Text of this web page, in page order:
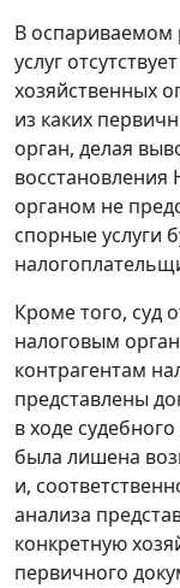
В
услуг
хозяйственных
из каких
орган, делая
органом не
спорные услуги
Кроме того, суд
налоговым
контрагентам
представлены
в ходе
была лишена
и,
анализа
конкретную
первичного